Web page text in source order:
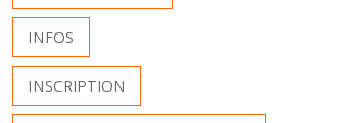
INFOS
INSCRIPTION